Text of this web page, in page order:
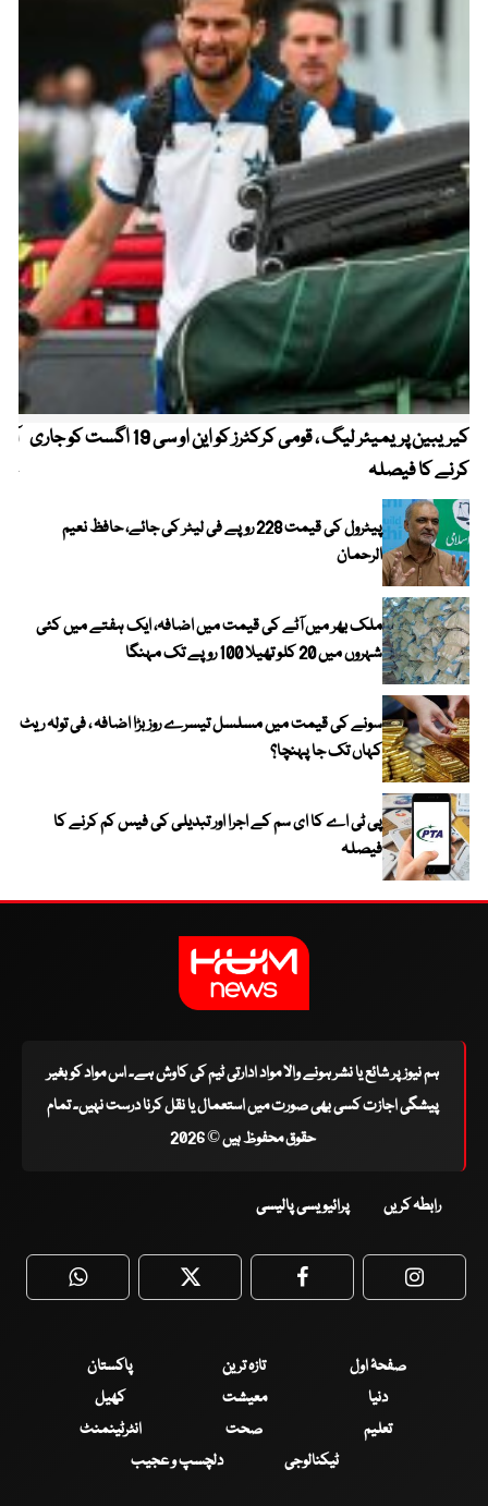
کیریبین پریمیئر لیگ ، قومی کرکٹرز کو این او سی 19 اگست کو جاری
کرنے کا فیصلہ
پیٹرول کی قیمت 228 روپے فی لیٹر کی جائے، حافظ نعیم
الرحمان
ملک بھر میں آٹے کی قیمت میں اضافہ، ایک ہفتے میں کئی
شہروں میں 20 کلو تھیلا 100 روپے تک مہنگا
سونے کی قیمت میں مسلسل تیسرے روز بڑا اضافہ ، فی تولہ ریٹ
کہاں تک جا پہنچا؟
پی ٹی اے کا ای سم کے اجرا اور تبدیلی کی فیس کم کرنے کا
فیصلہ
ہم نیوز پر شائع یا نشر ہونے والا مواد ادارتی ٹیم کی کاوش ہے۔ اس مواد کو بغیر
پیشگی اجازت کسی بھی صورت میں استعمال یا نقل کرنا درست نہیں۔ تمام
حقوق محفوظ ہیں © 2026
رابطہ کریں پرائیویسی پالیسی
WhatsApp Twitter Facebook
صفحۂ اول تازہ ترین
پاکستان
دنیا
معیشت
کھیل
تعلیم
صحت
انٹرٹینمنٹ
ٹیکنالوجی
دلچسپ و عجیب